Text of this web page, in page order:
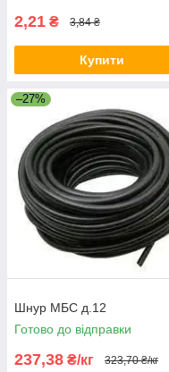
2,21 ₴ 3,84 ₴
Купити
–27%
Шнур МБС д.12
Готово до відправки
237,38 ₴/кг 323,70 ₴/кг